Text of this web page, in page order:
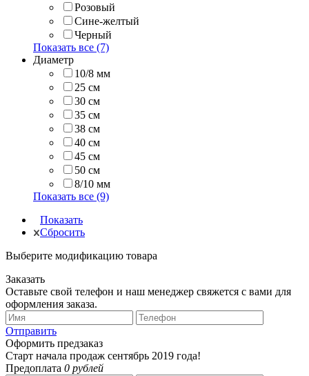
Розовый
Сине-желтый
Черный
Показать все (7)
Диаметр
10/8 мм
25 см
30 см
35 см
38 см
40 см
45 см
50 см
8/10 мм
Показать все (9)
Показать
Сбросить
Выберите модификацию товара
Заказать
Оставьте свой телефон и наш менеджер свяжется с вами для
оформления заказа.
Отправить
Оформить предзаказ
Старт начала продаж сентябрь 2019 года!
Предоплата 0 рублей